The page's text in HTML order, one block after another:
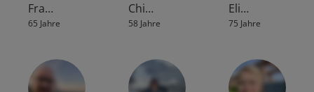
Fra…
65 Jahre
Chi…
58 Jahre
Eli…
75 Jahre